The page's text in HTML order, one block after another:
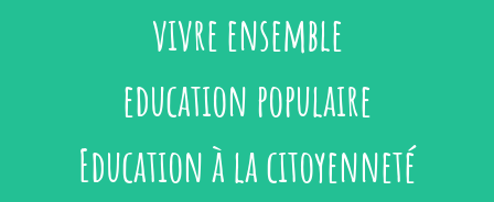
vivre ensemble
education populaire
Education à la citoyenneté